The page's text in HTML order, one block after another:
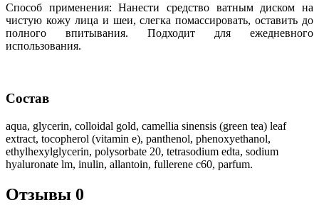
Способ применения: Нанести средство ватным диском на
чистую кожу лица и шеи, слегка помассировать, оставить до
полного впитывания. Подходит для ежедневного
использования.
Состав
aqua, glycerin, colloidal gold, camellia sinensis (green tea) leaf
extract, tocopherol (vitamin e), panthenol, phenoxyethanol,
ethylhexylglycerin, polysorbate 20, tetrasodium edta, sodium
hyaluronate lm, inulin, allantoin, fullerene c60, parfum.
Отзывы 0